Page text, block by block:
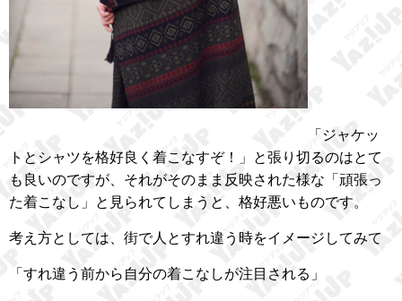
「ジャケッ
トとシャツを格好良く着こなすぞ！」と張り切るのはとて
も良いのですが、それがそのまま反映された様な「頑張っ
た着こなし」と見られてしまうと、格好悪いものです。
考え方としては、街で人とすれ違う時をイメージしてみて
「すれ違う前から自分の着こなしが注目される」